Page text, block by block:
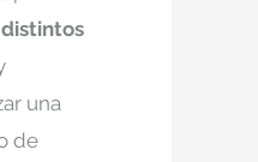
una
de